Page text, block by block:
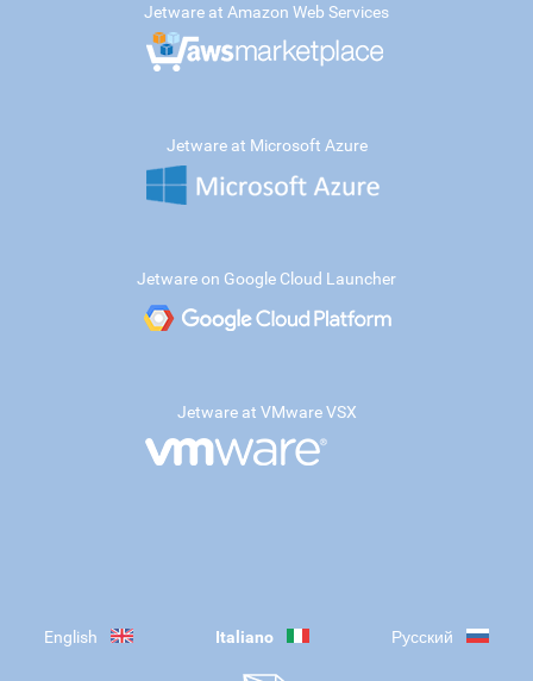
Jetware at Amazon Web Services
Jetware at Microsoft Azure
Jetware on Google Cloud Launcher
Jetware at VMware VSX
English Italiano Русский